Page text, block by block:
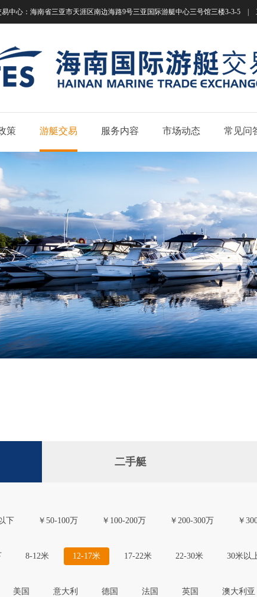
中心： 海南省三亚市天涯区南边海路9号三亚国际游艇中心三号馆三楼3-3-5
策 游艇交易 服务内容 市场动态 常见问
二手艇
下 ￥50-100万 ￥100-200万 ￥200-300万 ￥
8-12米 12-17米 17-22米 22-30米 30米以
美国 意大利 德国 法国 英国 澳大利亚